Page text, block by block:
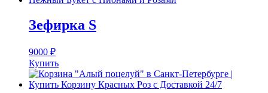
Зефирка S
9000 ₽
Купить